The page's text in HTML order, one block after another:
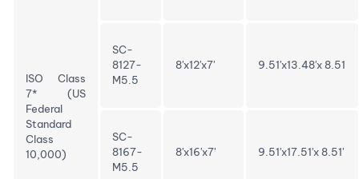
ISO Class
7* (US
Federal
Standard
Class
10,000)
SC-
8127-
M5.5
8'x12'x7' 9.51'x13.48'x 8.51
SC-
8167-
M5.5
8'x16'x7' 9.51'x17.51'x 8.51'